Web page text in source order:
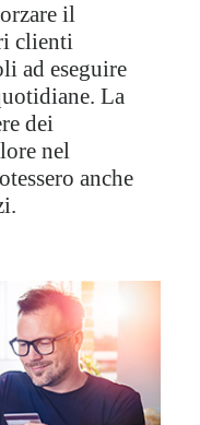
il
clienti
ad eseguire
La
dei
nel
anche